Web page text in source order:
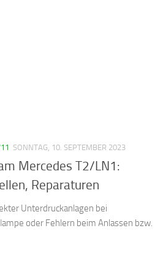
SONNTAG, 10. SEPTEMBER 2023
Mercedes T2/LN1:
Reparaturen
Unterdruckanlagen bei
oder Fehlern beim Anlassen bzw.